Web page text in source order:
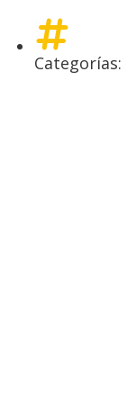
Categorías: